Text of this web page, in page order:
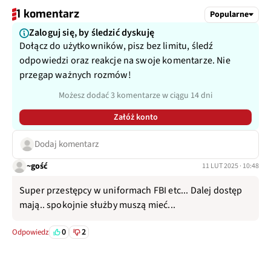
1 komentarz Popularne
Zaloguj się, by śledzić dyskuję
Dołącz do użytkowników, pisz bez limitu, śledź
odpowiedzi oraz reakcje na swoje komentarze. Nie
przegap ważnych rozmów!
Możesz dodać 3 komentarze w ciągu 14 dni
Załóż konto
Dodaj komentarz
~gość 11 LUT 2025 · 10:48
Super przestępcy w uniformach FBI etc... Dalej dostęp
mają.. spokojnie służby muszą mieć...
Odpowiedz 0 2